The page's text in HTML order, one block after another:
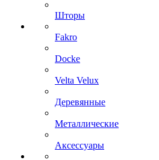
Шторы
Fakro
Docke
Velta Velux
Деревянные
Металлические
Аксессуары